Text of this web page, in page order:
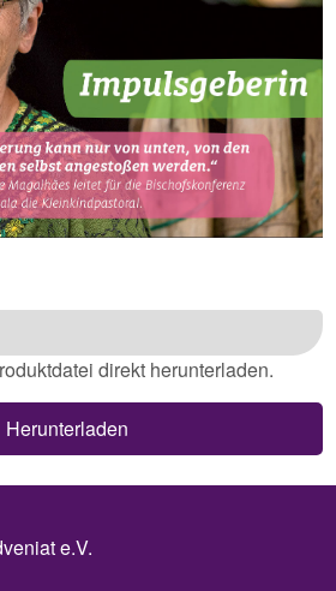
direkt herunterladen.
Herunterladen
e.V.